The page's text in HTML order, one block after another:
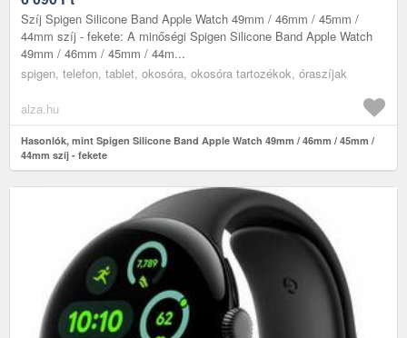
Szíj Spigen Silicone Band Apple Watch 49mm / 46mm / 45mm /
44mm szíj - fekete: A minőségi Spigen Silicone Band Apple Watch
49mm / 46mm / 45mm / 44m...
spigen, telefon, tablet, okosóra, okosóra tartozékok, óraszíjak
alza.hu
Hasonlók, mint Spigen Silicone Band Apple Watch 49mm / 46mm / 45mm /
44mm szíj - fekete